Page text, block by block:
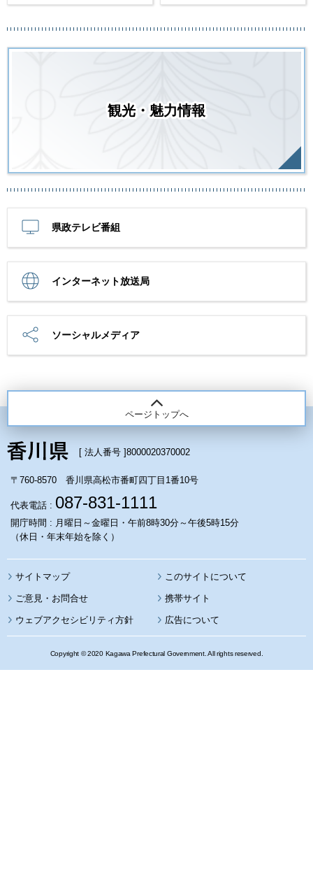
観光・魅力情報
県政テレビ番組
インターネット放送局
ソーシャルメディア
ページトップへ
[ 法人番号 ]8000020370002
〒760-8570 香川県高松市番町四丁目1番10号
代表電話 : 087-831-1111
開庁時間 : 月曜日～金曜日・午前8時30分～午後5時15分
（休日・年末年始を除く）
サイトマップ このサイトについて
携帯サイト
ウェブアクセシビリティ方針 広告について
Copyright © 2020 Kagawa Prefectural Government. All rights reserved.